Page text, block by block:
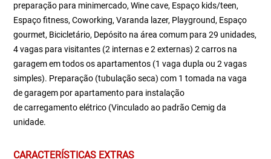
preparação para minimercado, Wine cave, Espaço kids/teen,
Espaço fitness, Coworking, Varanda lazer, Playground, Espaço
gourmet, Bicicletário, Depósito na área comum para 29 unidades,
4 vagas para visitantes (2 internas e 2 externas) 2 carros na
garagem em todos os apartamentos (1 vaga dupla ou 2 vagas
simples). Preparação (tubulação seca) com 1 tomada na vaga
de garagem por apartamento para instalação
de carregamento elétrico (Vinculado ao padrão Cemig da
unidade.
CARACTERÍSTICAS EXTRAS